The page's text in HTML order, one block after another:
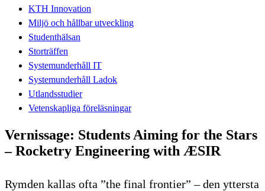
KTH Innovation
Miljö och hållbar utveckling
Studenthälsan
Storträffen
Systemunderhåll IT
Systemunderhåll Ladok
Utlandsstudier
Vetenskapliga föreläsningar
Vernissage: Students Aiming for the Stars
– Rocketry Engineering with ÆSIR
Rymden kallas ofta ”the final frontier” – den yttersta